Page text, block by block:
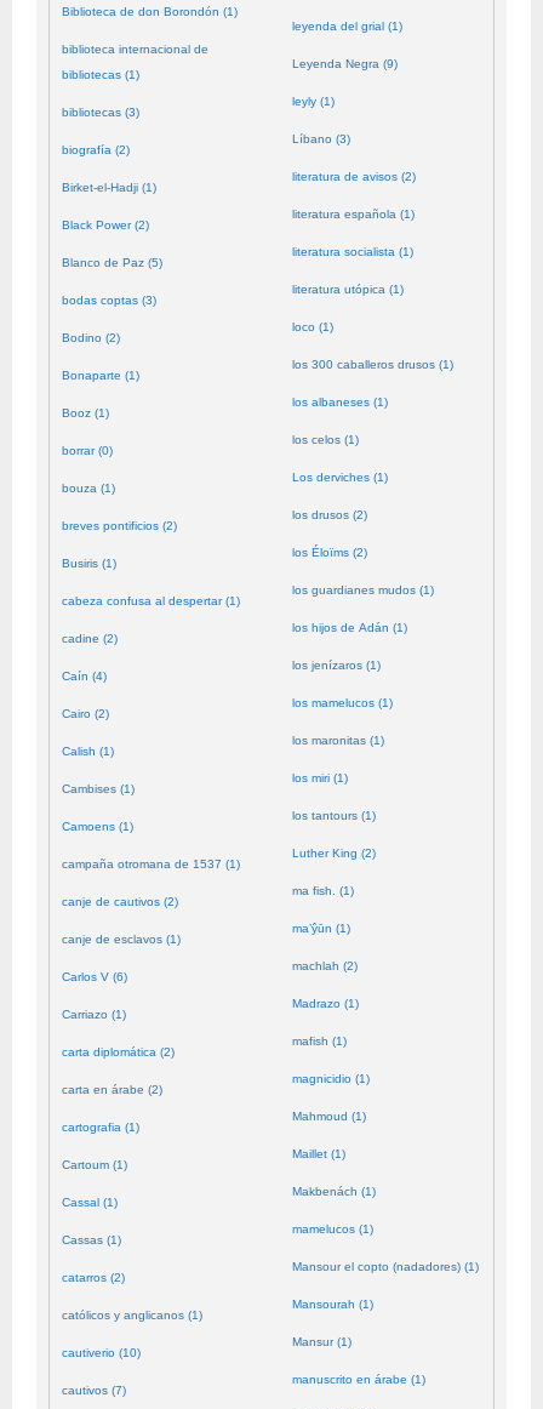
Biblioteca de don Borondón (1)
biblioteca internacional de
bibliotecas (1)
bibliotecas (3)
biografía (2)
Birket-el-Hadji (1)
Black Power (2)
Blanco de Paz (5)
bodas coptas (3)
Bodino (2)
Bonaparte (1)
Booz (1)
borrar (0)
bouza (1)
breves pontificios (2)
Busiris (1)
cabeza confusa al despertar (1)
cadine (2)
Caín (4)
Cairo (2)
Calish (1)
Cambises (1)
Camoens (1)
campaña otromana de 1537 (1)
canje de cautivos (2)
canje de esclavos (1)
Carlos V (6)
Carriazo (1)
carta diplomática (2)
carta en árabe (2)
cartografia (1)
Cartoum (1)
Cassal (1)
Cassas (1)
catarros (2)
católicos y anglicanos (1)
cautiverio (10)
cautivos (7)
leyenda del grial (1)
Leyenda Negra (9)
leyly (1)
Líbano (3)
literatura de avisos (2)
literatura española (1)
literatura socialista (1)
literatura utópica (1)
loco (1)
los 300 caballeros drusos (1)
los albaneses (1)
los celos (1)
Los derviches (1)
los drusos (2)
los Éloïms (2)
los guardianes mudos (1)
los hijos de Adán (1)
los jenízaros (1)
los mamelucos (1)
los maronitas (1)
los miri (1)
los tantours (1)
Luther King (2)
ma fish. (1)
ma’ŷūn (1)
machlah (2)
Madrazo (1)
mafish (1)
magnicidio (1)
Mahmoud (1)
Maillet (1)
Makbenách (1)
mamelucos (1)
Mansour el copto (nadadores) (1)
Mansourah (1)
Mansur (1)
manuscrito en árabe (1)